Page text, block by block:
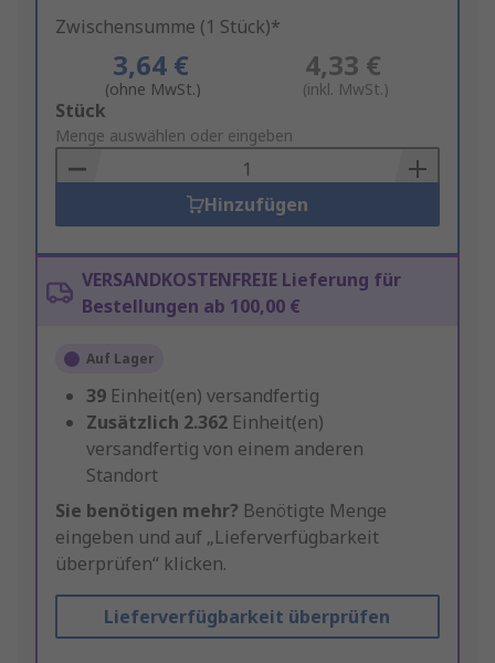
Zwischensumme (1 Stück)*
3,64 €
(ohne MwSt.)
4,33 €
(inkl. MwSt.)
Add
to
Basket
Stück
Menge auswählen oder eingeben
Hinzufügen
VERSANDKOSTENFREIE Lieferung für
Bestellungen ab 100,00 €
Auf Lager
39 Einheit(en) versandfertig
Zusätzlich 2.362 Einheit(en)
versandfertig von einem anderen
Standort
Sie benötigen mehr? Benötigte Menge
eingeben und auf „Lieferverfügbarkeit
überprüfen“ klicken.
Lieferverfügbarkeit überprüfen